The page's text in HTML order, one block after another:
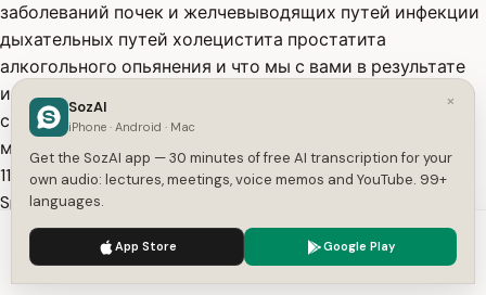
заболеваний почек и желчевыводящих путей инфекции
дыхательных путей холецистита простатита
алкогольного опьянения и что мы с вами в результате
имеем из 60-3 исследований только три было сделано
с использованием непосредственно куркумы то есть
менее 5 вариантов и это
11:33
Speaker A
абсолютно не мешает инфоцыганам утверждать что
именно куркума является самым мощным
антиоксидантом на планете и лечит сотни различных
We use cookies to enhance your experience.
×
SozAI
iPhone · Android · Mac
Get the SozAI app — 30 minutes of free AI transcription for your
own audio: lectures, meetings, voice memos and YouTube. 99+
languages.
App Store Google Play